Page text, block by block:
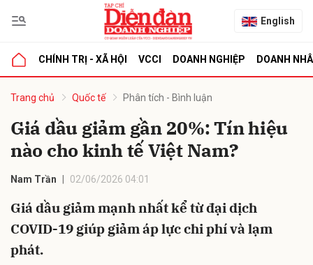
English
CHÍNH TRỊ - XÃ HỘI VCCI DOANH NGHIỆP DOANH
Trang chủ Quốc tế Phân tích - Bình luận
Giá dầu giảm gần 20%: Tín hiệu
nào cho kinh tế Việt Nam?
Nam Trần 02/06/2026 04:01
Giá dầu giảm mạnh nhất kể từ đại dịch
COVID-19 giúp giảm áp lực chi phí và lạm
phát.
luận
Hủy